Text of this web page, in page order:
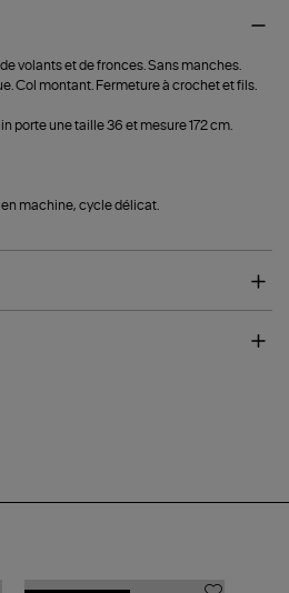
volants et de fronces. Sans manches.
Col montant. Fermeture à crochet et fils.
porte une taille 36 et mesure 172 cm.
machine, cycle délicat.